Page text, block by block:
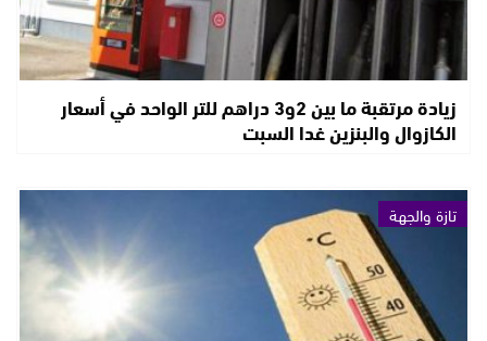
زيادة مرتقبة ما بين 2و3 دراهم للتر الواحد في أسعار
الكازوال والبنزين غدا السبت
تازة والجهة